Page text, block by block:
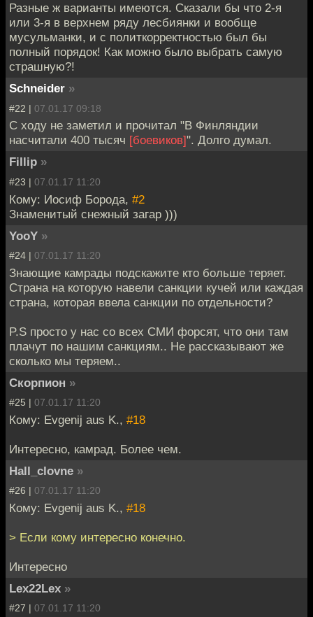
Разные ж варианты имеются. Сказали бы что 2-я
или 3-я в верхнем ряду лесбиянки и вообще
мусульманки, и с политкорректностью был бы
полный порядок! Как можно было выбрать самую
страшную?!
Schneider »
#22 | 07.01.17 09:18
С ходу не заметил и прочитал "В Финляндии
насчитали 400 тысяч [боевиков]". Долго думал.
Fillip »
#23 | 07.01.17 11:20
Кому: Иосиф Борода, #2
Знаменитый снежный загар )))
YooY »
#24 | 07.01.17 11:20
Знающие камрады подскажите кто больше теряет.
Страна на которую навели санкции кучей или каждая
страна, которая ввела санкции по отдельности?
P.S просто у нас со всех СМИ форсят, что они там
плачут по нашим санкциям.. Не рассказывают же
сколько мы теряем..
Скорпион »
#25 | 07.01.17 11:20
Кому: Evgenij aus K., #18
Интересно, камрад. Более чем.
Hall_clovne »
#26 | 07.01.17 11:20
Кому: Evgenij aus K., #18
> Если кому интересно конечно.
Интересно
Lex22Lex »
#27 | 07.01.17 11:20